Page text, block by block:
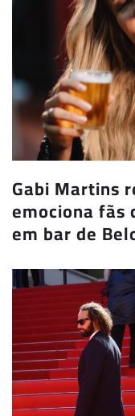
Gabi Martins
emociona fãs
em bar de